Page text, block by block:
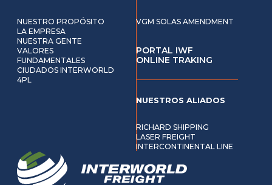
NUESTRO PROPÓSITO
LA EMPRESA
NUESTRA GENTE
VALORES
FUNDAMENTALES
CIUDADOS INTERWORLD
4PL
VGM SOLAS AMENDMENT
PORTAL IWF
ONLINE TRAKING
NUESTROS ALIADOS
RICHARD SHIPPING
LASER FREIGHT
INTERCONTINENTAL LINE